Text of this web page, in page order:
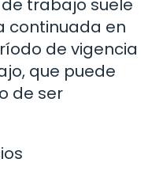
trabajo suele
continuada en
de vigencia
que puede
de ser